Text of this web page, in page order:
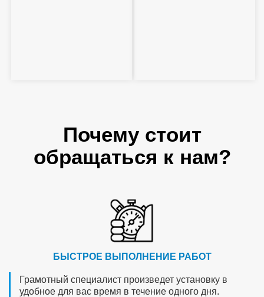
Почему стоит
обращаться к нам?
БЫСТРОЕ ВЫПОЛНЕНИЕ РАБОТ
Грамотный специалист произведет установку в
удобное для вас время в течение одного дня.